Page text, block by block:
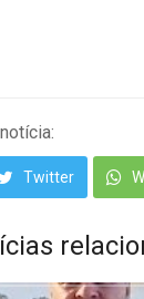
Twitter